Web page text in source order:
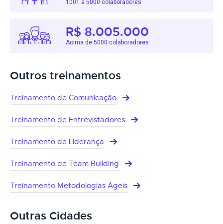
1001 a 5000 colaboradores
R$ 8.005.000
Acima de 5000 colaboradores
Outros treinamentos
Treinamento de Comunicação
Treinamento de Entrevistadores
Treinamento de Liderança
Treinamento de Team Building
Treinamento Metodologias Ágeis
Outras Cidades